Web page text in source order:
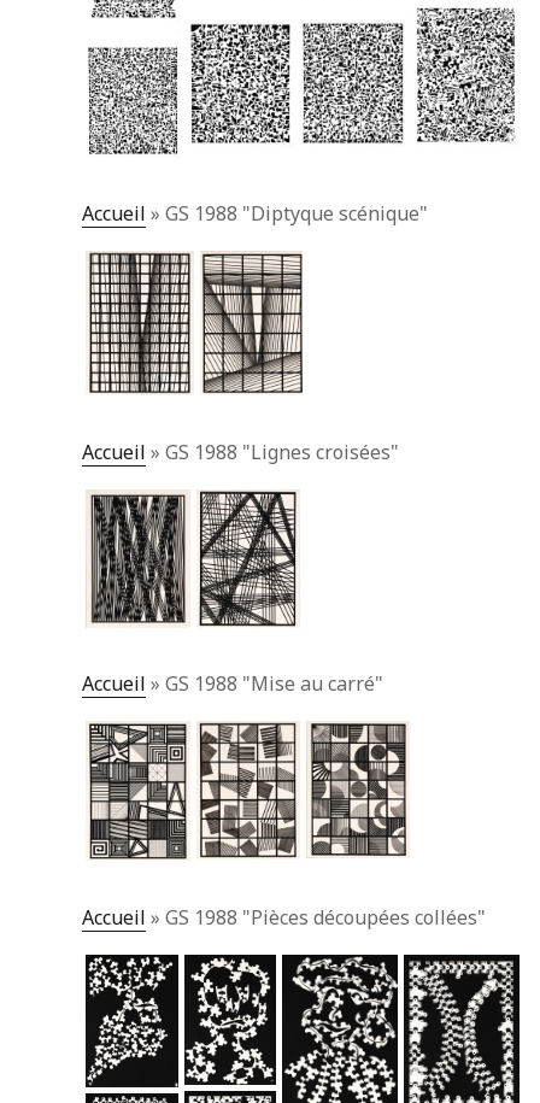
Accueil »GS 1988 "Diptyque scénique"
Accueil »GS 1988 "Lignes croisées"
Accueil »GS 1988 "Mise au carré"
Accueil »GS 1988 "Pièces découpées collées"